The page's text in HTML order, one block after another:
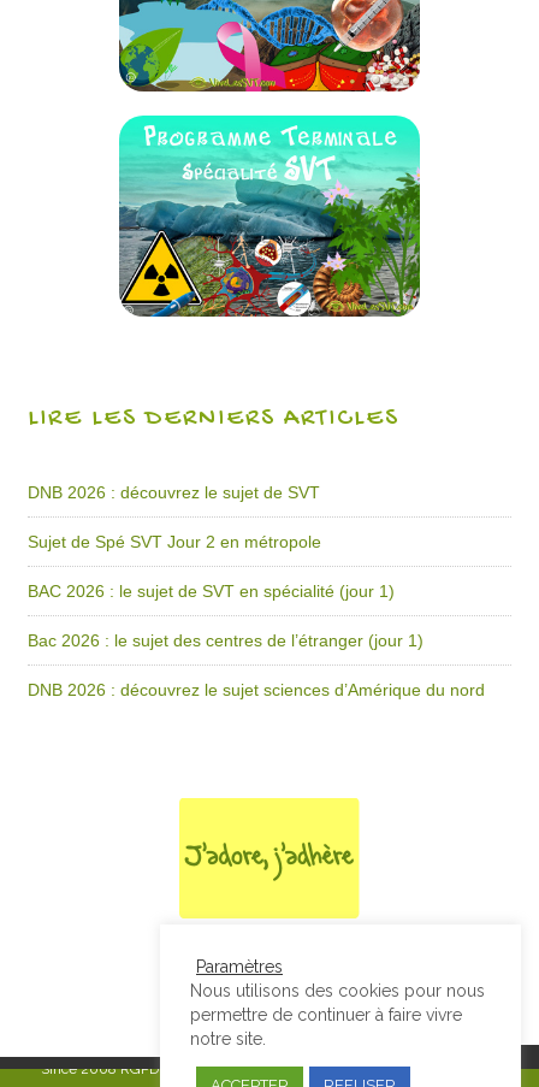
LIRE LES DERNIERS ARTICLES
DNB 2026 : découvrez le sujet de SVT
Sujet de Spé SVT Jour 2 en métropole
BAC 2026 : le sujet de SVT en spécialité (jour 1)
Bac 2026 : le sujet des centres de l’étranger (jour 1)
DNB 2026 : découvrez le sujet sciences d’Amérique du nord
Since 2008RGPD & Mentions Légales|Designed by Studio Thil - Site
Paramètres
Nous utilisons des cookies pour nous
permettre de continuer à faire vivre
notre site.